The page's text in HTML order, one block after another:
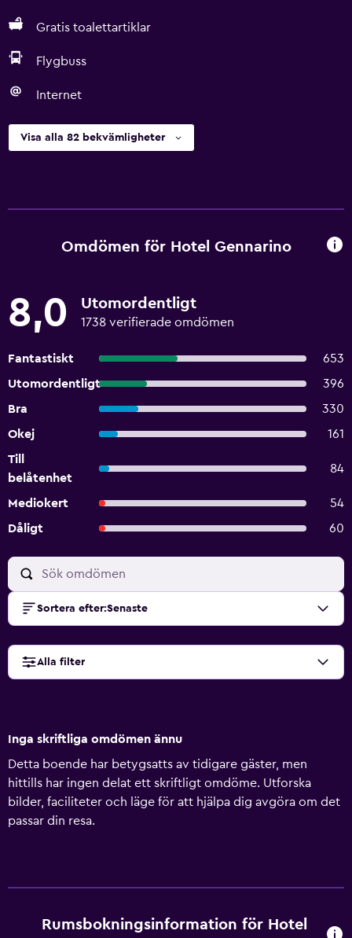
Gratis toalettartiklar
Flygbuss
Internet
Visa alla 82 bekvämligheter
Omdömen för Hotel Gennarino
8,0 Utomordentligt
1738 verifierade omdömen
Fantastiskt
653
Utomordentligt
396
Bra
330
Okej
161
Till
belåtenhet
84
Mediokert
54
Dåligt
60
Sortera efter:Senaste
Alla filter
Inga skriftliga omdömen ännu
Detta boende har betygsatts av tidigare gäster, men
hittills har ingen delat ett skriftligt omdöme. Utforska
bilder, faciliteter och läge för att hjälpa dig avgöra om det
passar din resa.
Rumsbokningsinformation för Hotel